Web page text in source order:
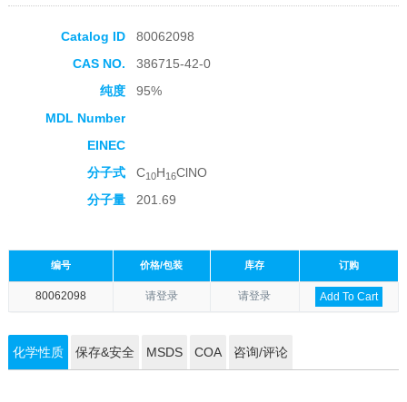
Catalog ID
80062098
CAS NO.
386715-42-0
纯度
95%
MDL Number
EINEC
分子式
C10H16ClNO
分子量
201.69
编号 价格/包装 库存 订购
80062098 请登录 请登录 Add To Cart
化学性质 保存&安全 MSDS COA 咨询/评论